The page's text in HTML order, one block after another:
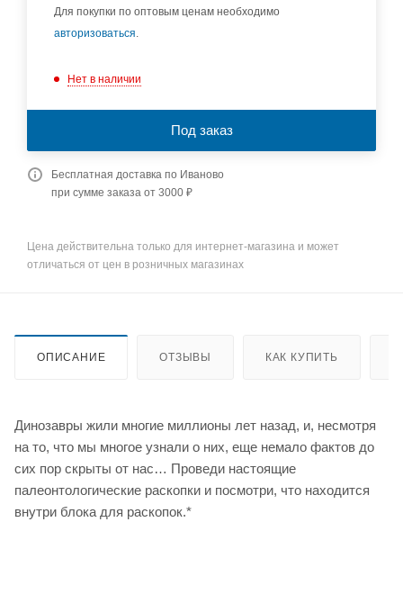
Для покупки по оптовым ценам необходимо
авторизоваться.
Нет в наличии
Под заказ
Бесплатная доставка по Иваново
при сумме заказа от 3000 ₽
Цена действительна только для интернет-магазина и может
отличаться от цен в розничных магазинах
ОПИСАНИЕ ОТЗЫВЫ КАК КУПИТЬ
Динозавры жили многие миллионы лет назад, и, несмотря
на то, что мы многое узнали о них, еще немало фактов до
сих пор скрыты от нас… Проведи настоящие
палеонтологические раскопки и посмотри, что находится
внутри блока для раскопок.*